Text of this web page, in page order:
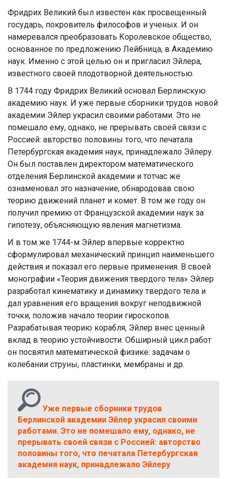
Фридрих Великий был известен как просвещенный
государь, покровитель философов и ученых. И он
намеревался преобразовать Королевское общество,
основанное по предложению Лейбница, в Академию
наук. Именно с этой целью он и пригласил Эйлера,
известного своей плодотворной деятельностью.
В 1744 году Фридрих Великий основал Берлинскую
академию наук. И уже первые сборники трудов новой
академии Эйлер украсил своими работами. Это не
помешало ему, однако, не прерывать своей связи с
Россией: авторство половины того, что печатала
Петербургская академия наук, принадлежало Эйлеру.
Он был поставлен директором математического
отделения Берлинской академии и тотчас же
ознаменовал это назначение, обнародовав свою
теорию движений планет и комет. В том же году он
получил премию от Французской академии наук за
гипотезу, объясняющую явления магнетизма.
И в том же 1744-м Эйлер впервые корректно
сформулировал механический принцип наименьшего
действия и показал его первые применения. В своей
монографии «Теория движения твердого тела» Эйлер
разработал кинематику и динамику твердого тела и
дал уравнения его вращения вокруг неподвижной
точки, положив начало теории гироскопов.
Разрабатывая теорию корабля, Эйлер внес ценный
вклад в теорию устойчивости. Обширный цикл работ
он посвятил математической физике: задачам о
колебании струны, пластинки, мембраны и др.
Уже первые сборники трудов
Берлинской академии Эйлер украсил своими
работами. Это не помешало ему, однако, не
прерывать своей связи с Россией: авторство
половины того, что печатала Петербургская
академия наук, принадлежало Эйлеру